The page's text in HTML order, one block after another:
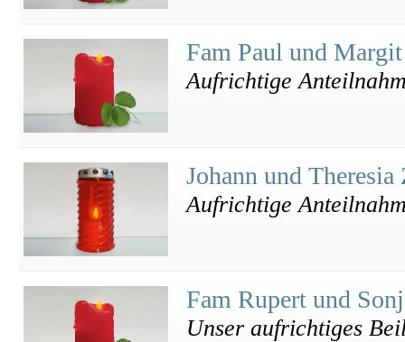
Fam Paul und
Aufrichtige
Johann und
Aufrichtige
Fam Rupert und
Unser aufrichtiges